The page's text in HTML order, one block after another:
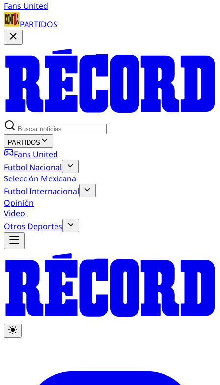
Fans United
PARTIDOS
PARTIDOS
Fans United
Futbol Nacional
Selección Mexicana
Futbol Internacional
Opinión
Video
Otros Deportes